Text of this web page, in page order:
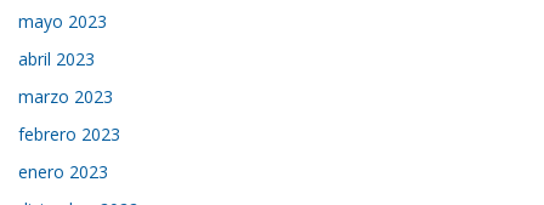
mayo 2023
abril 2023
marzo 2023
febrero 2023
enero 2023